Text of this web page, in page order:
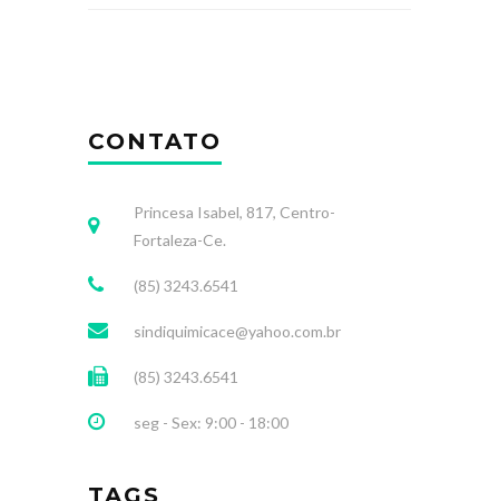
CONTATO
Princesa Isabel, 817, Centro-
Fortaleza-Ce.
(85) 3243.6541
sindiquimicace@yahoo.com.br
(85) 3243.6541
seg - Sex: 9:00 - 18:00
TAGS